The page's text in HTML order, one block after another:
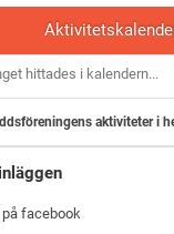
hittades i kalendern...
aktiviteter i
facebook